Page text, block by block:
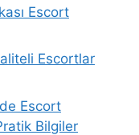
Escort
Escortlar
Escort
Bilgiler